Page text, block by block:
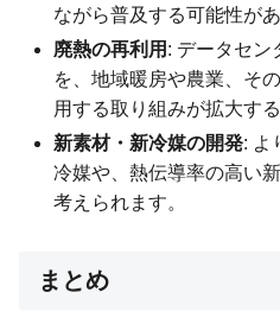
ながら普及する可能性があ
廃熱の再利用 : データセン
を、地域暖房や農業、そ
用する取り組みが拡大す
新素材・新冷媒の開発: よ
冷媒や、熱伝導率の高い
考えられます。
まとめ